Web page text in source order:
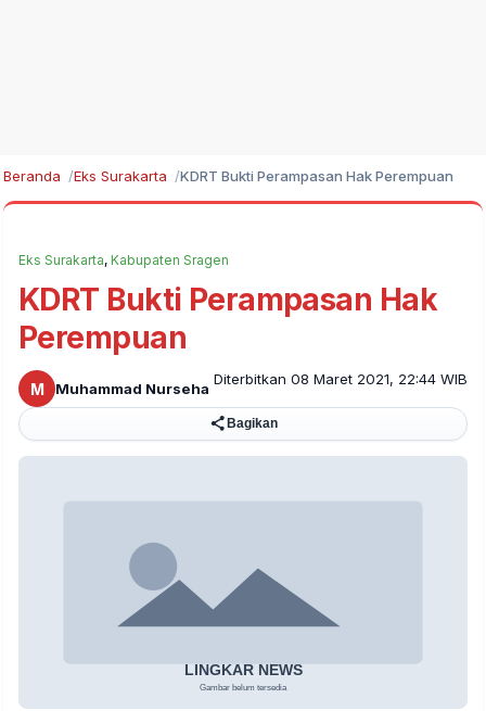
Beranda Eks Surakarta KDRT Bukti Perampasan Hak Perempuan
Eks Surakarta, Kabupaten Sragen
KDRT Bukti Perampasan Hak
Perempuan
M Muhammad Nurseha
Diterbitkan 08 Maret 2021, 22:44 WIB
Bagikan